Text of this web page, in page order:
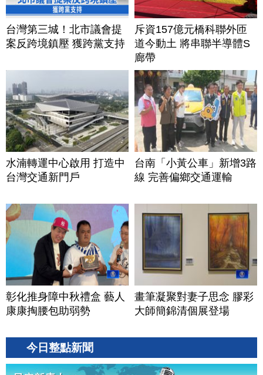
台灣第三城！北市議會提
案反跨境鎮壓 獲跨黨支持
斥資157億元橋科聯外匝
道今動土 將串聯半導體S
廊帶
水湳轉運中心啟用 打造中
台灣交通新門戶
台南「小黃公車」新增3路
線 完善偏鄉交通運輸
彰化推身障中秋禮盒 藝人
康康掏腰包助弱勢
畫筆凝聚對妻子思念 膠彩
大師簡錦清個展登場
今日整點新聞